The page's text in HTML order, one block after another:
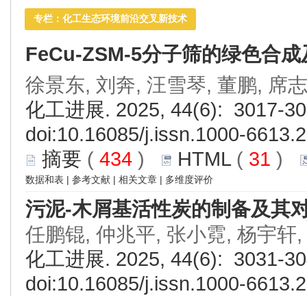
专栏：化工生态环境前沿交叉新技术
FeCu-ZSM-5分子筛的绿色合成
徐景东, 刘奔, 汪雪琴, 董鹏, 席
化工进展. 2025, 44(6): 3017-
doi:10.16085/j.issn.1000-
摘要 ( 434 ) HTML( 31 )
数据和表 | 参考文献 | 相关文章 | 多维度评价
污泥-木屑基活性炭的制备及其
任鹏锟, 仲兆平, 张小霓, 杨宇轩
化工进展. 2025, 44(6): 3031-
doi:10.16085/j.issn.1000-